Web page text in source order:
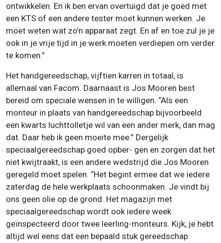
ontwikkelen. En ik ben ervan overtuigd dat je goed met
een KTS of een andere tester moet kunnen werken. Je
moet weten wat zo’n apparaat zegt. En af en toe zul je je
ook in je vrije tijd in je werk moeten verdiepen om verder
te komen.”
Het handgereedschap, vijftien karren in totaal, is
allemaal van Facom. Daarnaast is Jos Mooren best
bereid om speciale wensen in te willigen. “Als een
monteur in plaats van handgereedschap bijvoorbeeld
een kwarts luchttolletje wil van een ander merk, dan mag
dat. Daar heb ik geen moeite mee.” Dergelijk
speciaalgereedschap goed opber- gen en zorgen dat het
niet kwijtraakt, is een andere wedstrijd die Jos Mooren
geregeld moet spelen. “Het begint ermee dat we iedere
zaterdag de hele werkplaats schoonmaken. Je vindt bij
ons geen olie op de grond. Het magazijn met
speciaalgereedschap wordt ook iedere week
geïnspecteerd door twee leerling-monteurs. Kijk, je hebt
altijd wel eens dat een bepaald stuk gereedschap